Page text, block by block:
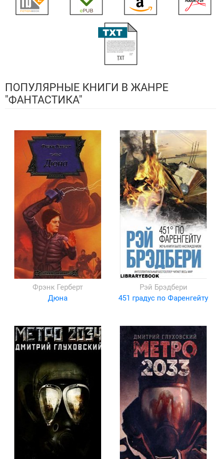
ПОПУЛЯРНЫЕ КНИГИ В ЖАНРЕ
"ФАНТАСТИКА"
Фрэнк Герберт
Дюна
Рэй Брэдбери
451 градус по Фаренгейту